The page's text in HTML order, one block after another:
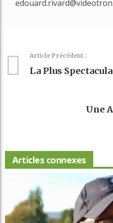
Article Précédent :
La Plus
Une
Articles connexes